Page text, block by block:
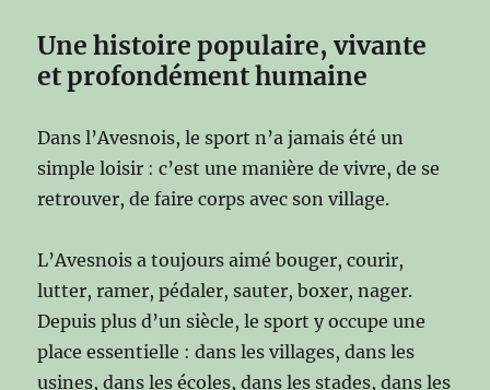
Une histoire populaire, vivante
et profondément humaine
Dans l’Avesnois, le sport n’a jamais été un
simple loisir : c’est une manière de vivre, de se
retrouver, de faire corps avec son village.
L’Avesnois a toujours aimé bouger, courir,
lutter, ramer, pédaler, sauter, boxer, nager.
Depuis plus d’un siècle, le sport y occupe une
place essentielle : dans les villages, dans les
usines, dans les écoles, dans les stades, dans les